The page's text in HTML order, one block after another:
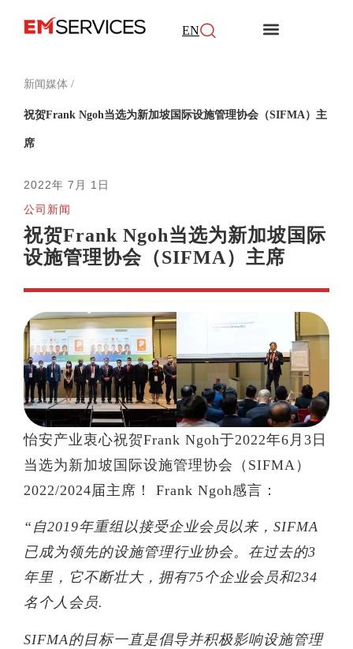
EN
新闻媒体 /
祝贺Frank Ngoh当选为新加坡国际设施管理协会（SIFMA）主
席
2022年 7月 1日
公司新闻
祝贺Frank Ngoh当选为新加坡国际
设施管理协会（SIFMA）主席
怡安产业衷心祝贺Frank Ngoh于2022年6月3日
当选为新加坡国际设施管理协会（SIFMA）
2022/2024届主席！ Frank Ngoh感言：
“自2019年重组以接受企业会员以来，SIFMA
已成为领先的设施管理行业协会。在过去的3
年里，它不断壮大，拥有75个企业会员和234
名个人会员.
SIFMA的目标一直是倡导并积极影响设施管理